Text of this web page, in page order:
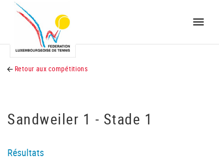
Toggle
Retour aux compétitions
Sandweiler 1 - Stade 1
Résultats